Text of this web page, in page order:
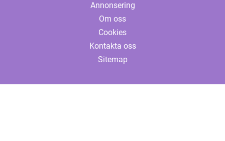
Annonsering
Om oss
Cookies
Kontakta oss
Sitemap